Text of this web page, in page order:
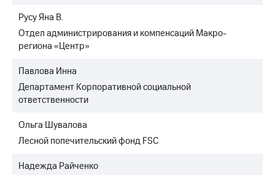
Русу Яна В.
Отдел администрирования и компенсаций Макро-
региона «Центр»
Павлова Инна
Департамент Корпоративной социальной
ответственности
Ольга Шувалова
Лесной попечительский фонд FSC
Надежда Райченко